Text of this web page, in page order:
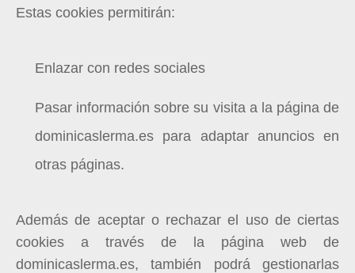
Estas cookies permitirán:
Enlazar con redes sociales
Pasar información sobre su visita a la página de
dominicaslerma.es para adaptar anuncios en
otras páginas.
Además de aceptar o rechazar el uso de ciertas
cookies a través de la página web de
dominicaslerma.es, también podrá gestionarlas